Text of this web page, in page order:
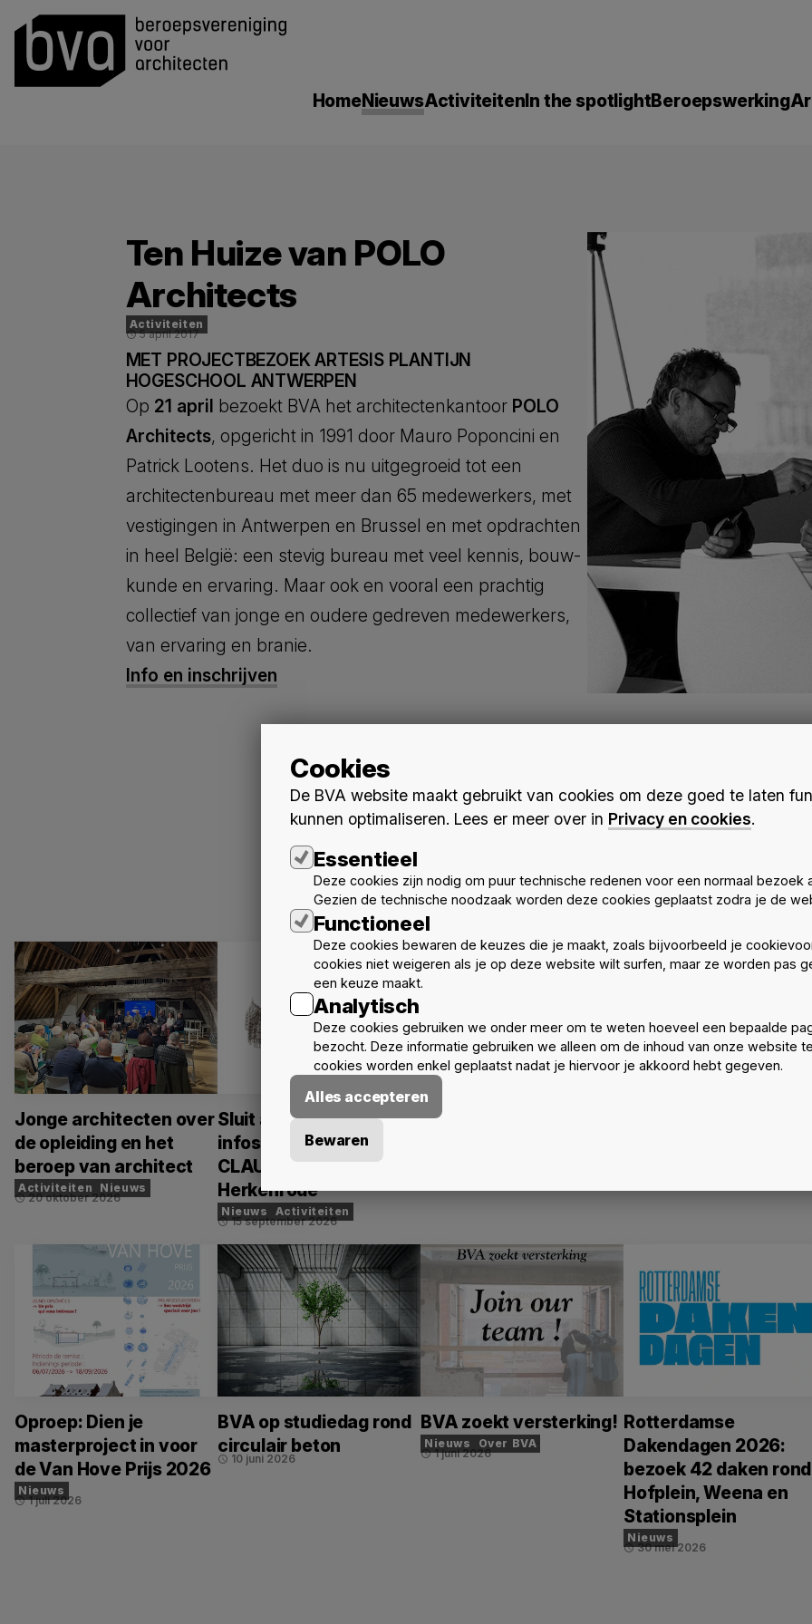
Cookies
De BVA website maakt gebruikt van cookies om deze goed te laten
kunnen optimaliseren. Lees er meer over in Privacy en cookies.
Essentieel
Deze cookies zijn nodig om puur technische redenen voor een normaal bezoek
Gezien de technische noodzaak worden deze cookies geplaatst zodra je de
Functioneel
Deze cookies bewaren de keuzes die je maakt, zoals bijvoorbeeld je
cookies niet weigeren als je op deze website wilt surfen, maar ze worden pas
een keuze maakt.
Analytisch
Deze cookies gebruiken we onder meer om te weten hoeveel een bepaalde
bezocht. Deze informatie gebruiken we alleen om de inhoud van onze website
cookies worden enkel geplaatst nadat je hiervoor je akkoord hebt gegeven.
Alles accepteren
Bewaren
HomeNieuwsActiviteitenIn the spotlightBeroepswerking
Ten Huize van POLO
Architects
Activiteiten
schedule5 april 2017
MET PROJECTBEZOEK ARTESIS PLANTIJN
HOGESCHOOL ANTWERPEN
Op 21 april bezoekt BVA het architectenkantoor POLO
Architects, opgericht in 1991 door Mauro Poponcini en
Patrick Lootens. Het duo is nu uitgegroeid tot een
architectenbureau met meer dan 65 medewerkers, met
vestigingen in Antwerpen en Brussel en met opdrachten
in heel België: een stevig bureau met veel kennis, bouw-
kunde en ervaring. Maar ook en vooral een prachtig
collectief van jonge en oudere gedreven medewerkers,
van ervaring en branie.
Info en inschrijven
Jonge architecten over
de opleiding en het
beroep van architect
Activiteiten Nieuws
schedule20 oktober 2026
Sluit aan bij het
infosteel bezoek aan
CLAUSURA - Abdij van
Herkenrode
Nieuws Activiteiten
schedule15 september 2026
BVA & Davos
Oproep: Dien je
masterproject in voor
de Van Hove Prijs 2026
Nieuws
schedule1 juli 2026
BVA op studiedag rond
circulair beton
schedule 10 juni 2026
BVA zoekt versterking!
Nieuws Over BVA
schedule1 juni 2026
Rotterdamse
Dakendagen 2026:
bezoek 42 daken rond
Hofplein, Weena en
Stationsplein
Nieuws
schedule30 mei 2026